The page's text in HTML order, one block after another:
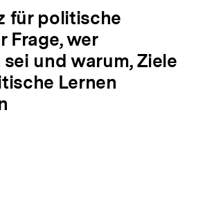
für politische
Frage, wer
und warum, Ziele
Lernen